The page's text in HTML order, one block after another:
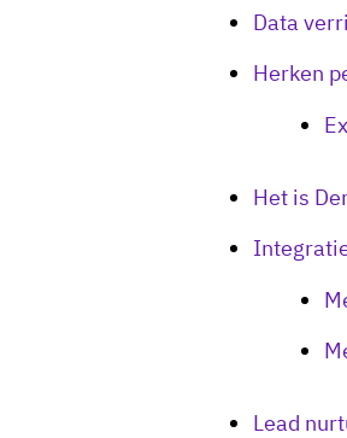
Data
Herken
Het is
Lead